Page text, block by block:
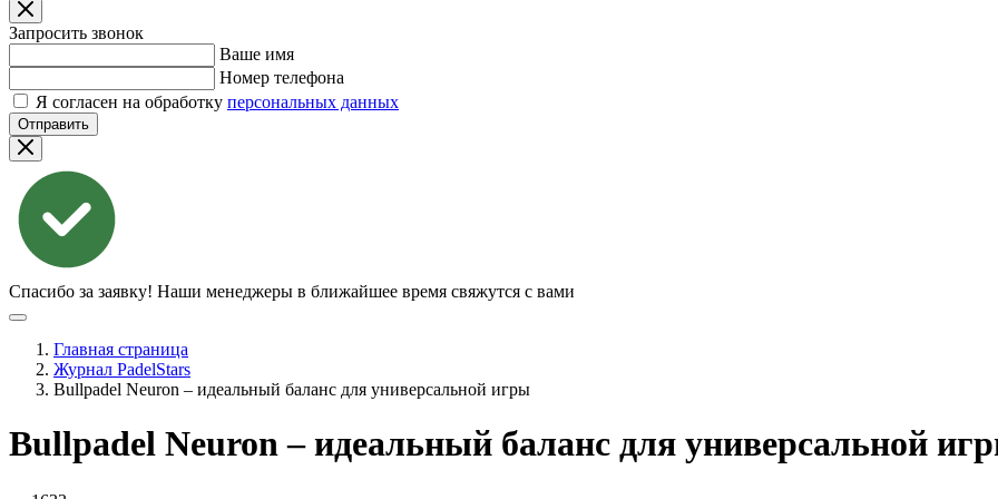
Запросить звонок
Ваше имя
Номер телефона
Я согласен на обработку персональных данных
Отправить
Спасибо за заявку! Наши менеджеры в ближайшее время свяжутся с вами
Главная страница
Журнал PadelStars
Bullpadel Neuron – идеальный баланс для универсальной игры
Bullpadel Neuron – идеальный баланс для универсальной